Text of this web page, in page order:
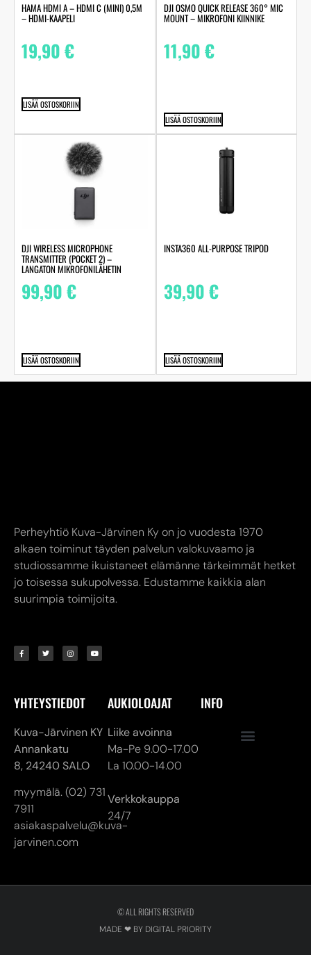
HAMA HDMI A – HDMI C (MINI) 0,5M
– HDMI-KAAPELI
19,90€
LISÄÄ OSTOSKORIIN
DJI OSMO QUICK RELEASE 360° MIC
MOUNT – MIKROFONI KIINNIKE
11,90€
LISÄÄ OSTOSKORIIN
DJI WIRELESS MICROPHONE
TRANSMITTER (POCKET 2) –
LANGATON MIKROFONILÄHETIN
99,90€
LISÄÄ OSTOSKORIIN
INSTA360 ALL-PURPOSE TRIPOD
39,90€
LISÄÄ OSTOSKORIIN
Perheyhtiö Kuva-Järvinen Ky on jo vuodesta 1970
alkaen toiminut täyden palvelun valokuvaamo ja
studiossamme ikuistaneet elämänne tärkeimmät hetket
jo toisessa sukupolvessa. Edustamme kaikkia alan
suurimpia toimijoita.
YHTEYSTIEDOT
Kuva-Järvinen KY
Annankatu
8, 24240 SALO
myymälä. (02) 731
7911
asiakaspalvelu@kuva-
jarvinen.com
AUKIOLOAJAT
Liike avoinna
Ma-Pe 9.00-17.00
La 10.00-14.00
Verkkokauppa
24/7
INFO
© ALL RIGHTS RESERVED
MADE ❤ BY DIGITAL PRIORITY